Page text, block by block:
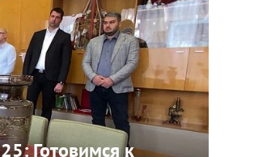
Готовимся к